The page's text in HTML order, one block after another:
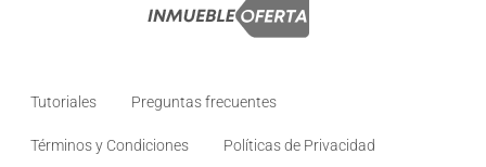
Tutoriales Preguntas frecuentes
Términos y Condiciones Políticas de Privacidad